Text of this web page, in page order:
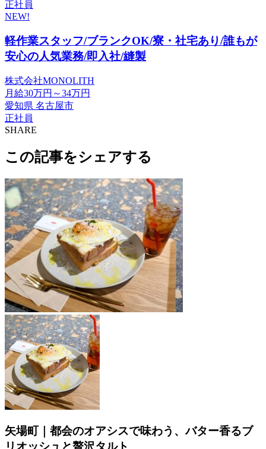
正社員
NEW!
軽作業スタッフ/ブランクOK/寮・社宅あり/誰もが
安心の人気業務/即入社/縫製
株式会社MONOLITH
月給30万円～34万円
愛知県 名古屋市
正社員
SHARE
この記事をシェアする
矢場町｜都会のオアシスで味わう、バター香るブ
リオッシュと贅沢タルト